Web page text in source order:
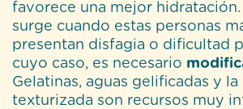
favorece una mejor
surge cuando estas personas
presentan disfagia o dificultad
cuyo caso, es necesario
Gelatinas, aguas gelificadas y
texturizada son recursos muy